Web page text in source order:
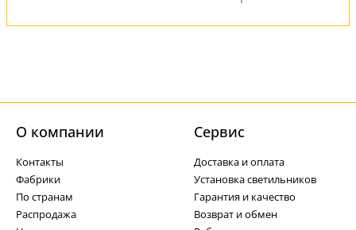
О компании
Контакты
Фабрики
По странам
Распродажа
Cервис
Доставка и оплата
Установка светильников
Гарантия и качество
Возврат и обмен